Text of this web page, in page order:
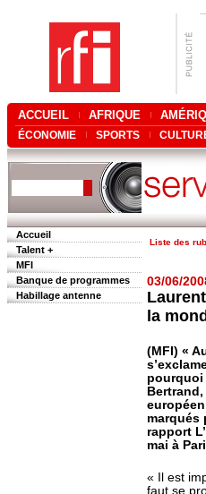
ACCUEIL AFRIQUE
ÉCONOMIE SPORTS
Accueil
Talent +
MFI
Banque de programmes
Habillage antenne
Liste des
03/06/
la
(MFI) «
pourquoi
marqués
rapport
mai à
« Il est
faut se